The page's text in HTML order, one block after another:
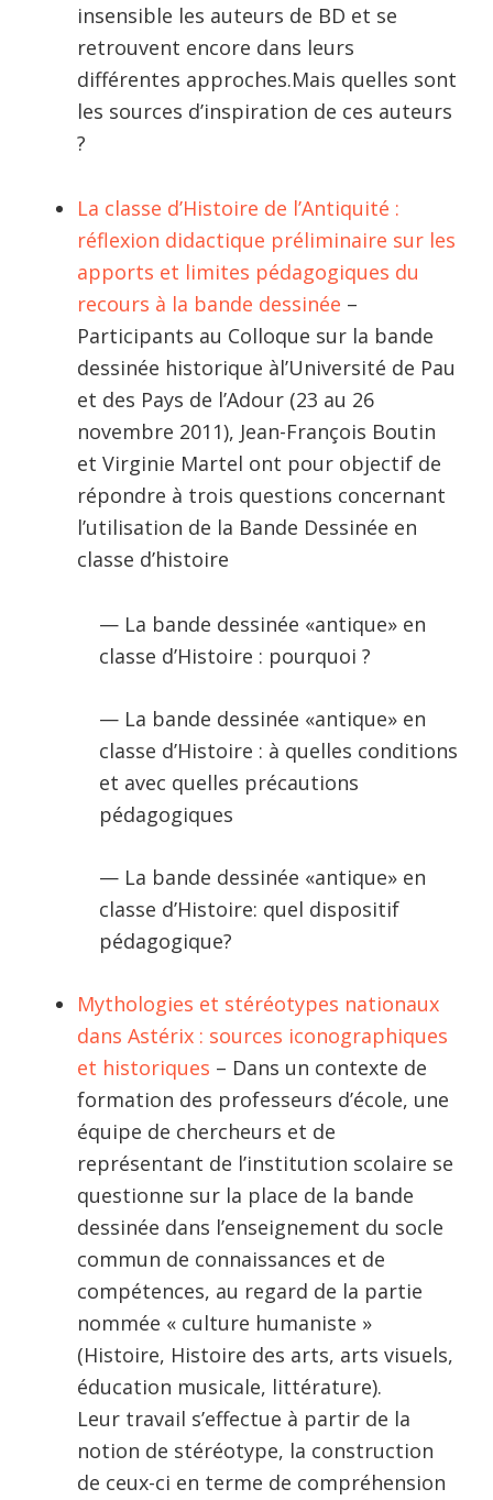
insensible les auteurs de BD et se
retrouvent encore dans leurs
différentes approches.Mais quelles sont
les sources d’inspiration de ces auteurs
?
La classe d’Histoire de l’Antiquité :
réflexion didactique préliminaire sur les
apports et limites pédagogiques du
recours à la bande dessinée –
Participants au Colloque sur la bande
dessinée historique àl’Université de Pau
et des Pays de l’Adour (23 au 26
novembre 2011), Jean-François Boutin
et Virginie Martel ont pour objectif de
répondre à trois questions concernant
l’utilisation de la Bande Dessinée en
classe d’histoire
— La bande dessinée «antique» en
classe d’Histoire : pourquoi ?
— La bande dessinée «antique» en
classe d’Histoire : à quelles conditions
et avec quelles précautions
pédagogiques
— La bande dessinée «antique» en
classe d’Histoire: quel dispositif
pédagogique?
Mythologies et stéréotypes nationaux
dans Astérix : sources iconographiques
et historiques – Dans un contexte de
formation des professeurs d’école, une
équipe de chercheurs et de
représentant de l’institution scolaire se
questionne sur la place de la bande
dessinée dans l’enseignement du socle
commun de connaissances et de
compétences, au regard de la partie
nommée « culture humaniste »
(Histoire, Histoire des arts, arts visuels,
éducation musicale, littérature).
Leur travail s’effectue à partir de la
notion de stéréotype, la construction
de ceux-ci en terme de compréhension